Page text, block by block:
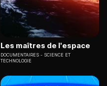
Les maîtres de l'espace
DOCUMENTAIRES
SCIENCE ET
TECHNOLOGIE